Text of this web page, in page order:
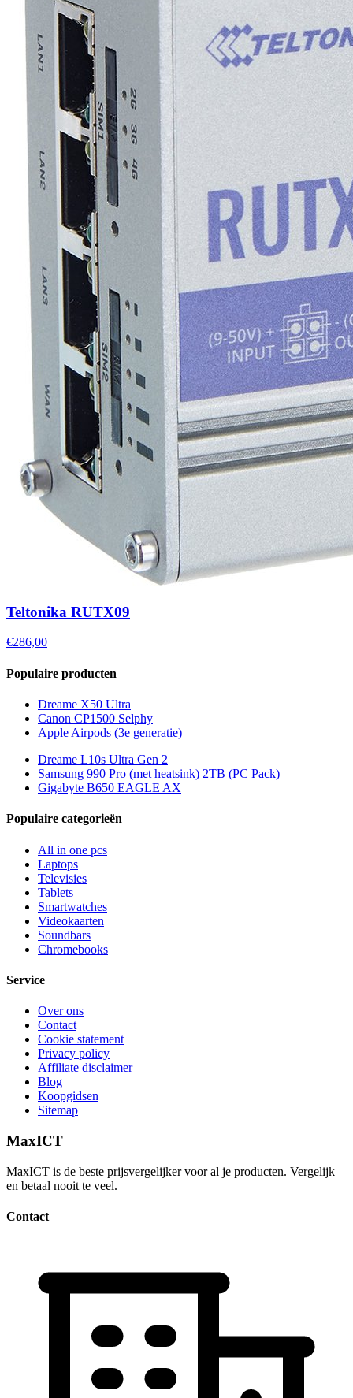
Teltonika RUTX09
€286,00
Populaire producten
Dreame X50 Ultra
Canon CP1500 Selphy
Apple Airpods (3e generatie)
Dreame L10s Ultra Gen 2
Samsung 990 Pro (met heatsink) 2TB (PC Pack)
Gigabyte B650 EAGLE AX
Populaire categorieën
All in one pcs
Laptops
Televisies
Tablets
Smartwatches
Videokaarten
Soundbars
Chromebooks
Service
Over ons
Contact
Cookie statement
Privacy policy
Affiliate disclaimer
Blog
Koopgidsen
Sitemap
MaxICT
MaxICT is de beste prijsvergelijker voor al je producten. Vergelijk
en betaal nooit te veel.
Contact